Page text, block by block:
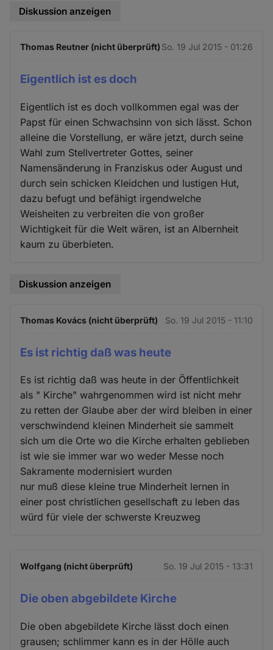
Diskussion anzeigen
Thomas Reutner (nicht überprüft) So. 19 Jul 2015 - 01:26
Eigentlich ist es doch
Eigentlich ist es doch vollkommen egal was der
Papst für einen Schwachsinn von sich lässt. Schon
alleine die Vorstellung, er wäre jetzt, durch seine
Wahl zum Stellvertreter Gottes, seiner
Namensänderung in Franziskus oder August und
durch sein schicken Kleidchen und lustigen Hut,
dazu befugt und befähigt irgendwelche
Weisheiten zu verbreiten die von großer
Wichtigkeit für die Welt wären, ist an Albernheit
kaum zu überbieten.
Diskussion anzeigen
Thomas Kovács (nicht überprüft) So. 19 Jul 2015 - 11:10
Es ist richtig daß was heute
Es ist richtig daß was heute in der Öffentlichkeit
als " Kirche" wahrgenommen wird ist nicht mehr
zu retten der Glaube aber der wird bleiben in einer
verschwindend kleinen Minderheit sie sammelt
sich um die Orte wo die Kirche erhalten geblieben
ist wie sie immer war wo weder Messe noch
Sakramente modernisiert wurden
nur muß diese kleine true Minderheit lernen in
einer post christlichen gesellschaft zu leben das
würd für viele der schwerste Kreuzweg
Wolfgang (nicht überprüft) So. 19 Jul 2015 - 13:31
Die oben abgebildete Kirche
Die oben abgebildete Kirche lässt doch einen
grausen; schlimmer kann es in der Hölle auch